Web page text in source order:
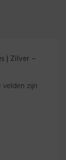
| Zilver –
zijn